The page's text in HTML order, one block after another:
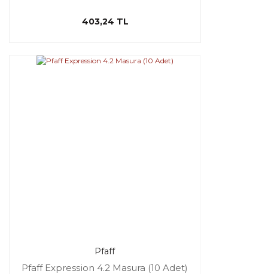
403,24 TL
Pfaff
Pfaff Expression 4.2 Masura (10 Adet)